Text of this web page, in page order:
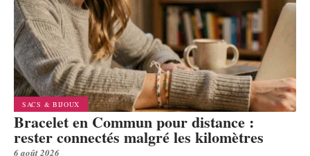
SACS & BIJOUX
Bracelet en Commun pour distance :
rester connectés malgré les kilomètres
6 août 2026